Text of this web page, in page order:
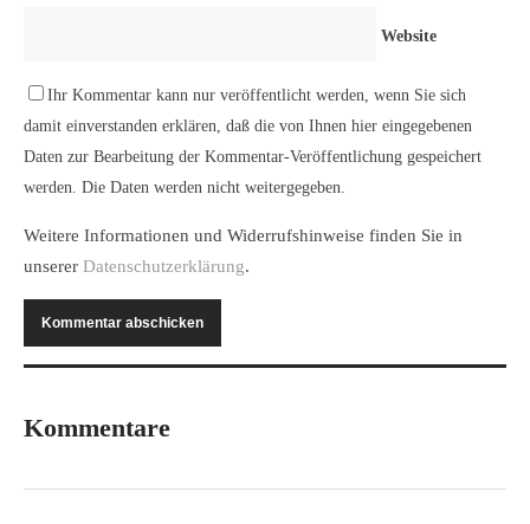
Website
Ihr Kommentar kann nur veröffentlicht werden, wenn Sie sich
damit einverstanden erklären, daß die von Ihnen hier eingegebenen
Daten zur Bearbeitung der Kommentar-Veröffentlichung gespeichert
werden. Die Daten werden nicht weitergegeben.
Weitere Informationen und Widerrufshinweise finden Sie in
unserer Datenschutzerklärung.
Kommentare